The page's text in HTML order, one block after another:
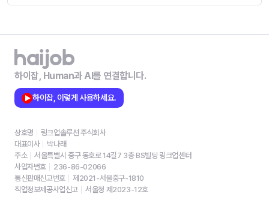
하이잡, Human과 AI를 연결합니다.
하이잡, 이렇게 사용하세요.
상호명
링크업솔루션 주식회사
대표이사
박나래
주소
서울특별시 중구 동호로 14길7 3층 BS빌딩 링크업센터
사업자번호
236-86-02066
통신판매신고번호
제2021-서울중구-1810
직업정보제공사업신고
서울청 제2023-12호